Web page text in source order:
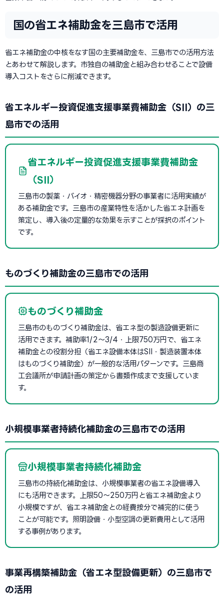
国の省エネ補助金を三島市で活用
省エネ補助金の中核をなす国の主要補助金を、三島市での活用方法
とあわせて解説します。市独自の補助金と組み合わせることで設備
導入コストをさらに削減できます。
省エネルギー投資促進支援事業費補助金（SII）の三
島市での活用
省エネルギー投資促進支援事業費補助金
（SII）
三島市の製薬・バイオ・精密機器分野の事業者に活用実績が
ある補助金です。三島市の産業特性を活かした省エネ計画を
策定し、導入後の定量的な効果を示すことが採択のポイント
です。
ものづくり補助金の三島市での活用
ものづくり補助金
三島市のものづくり補助金は、省エネ型の製造設備更新に
活用できます。補助率1/2〜3/4・上限750万円で、省エネ
補助金との役割分担（省エネ設備本体はSII・製造装置本体
はものづくり補助金）が一般的な活用パターンです。三島商
工会議所が申請計画の策定から書類作成まで支援していま
す。
小規模事業者持続化補助金の三島市での活用
小規模事業者持続化補助金
三島市の持続化補助金は、小規模事業者の省エネ設備導入
にも活用できます。上限50〜250万円と省エネ補助金より
小規模ですが、省エネ補助金との経費按分で補完的に使う
ことが可能です。照明設備・小型空調の更新費用として活用
する事例があります。
事業再構築補助金（省エネ型設備更新）の三島市で
の活用